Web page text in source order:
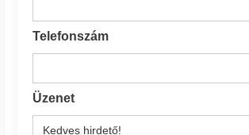
Telefonszám
Üzenet